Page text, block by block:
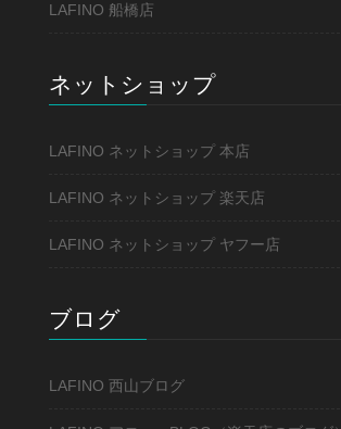
LAFINO 船橋店
ネットショップ
LAFINO ネットショップ 本店
LAFINO ネットショップ 楽天店
LAFINO ネットショップ ヤフー店
ブログ
LAFINO 西山ブログ